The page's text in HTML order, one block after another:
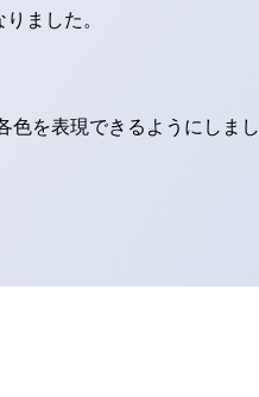
ました。
を表現できるようにしまし